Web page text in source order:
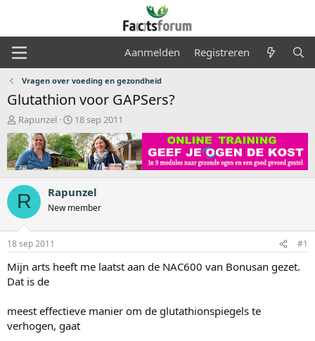
Aanmelden Registreren
Vragen over voeding en gezondheid
Glutathion voor GAPSers?
O
n
d
e
r
w
e
r
p
s
t
r
t
r
Rapunzel
S
t
a
r
t
a
t
m
18 sep 2011
R Rapunzel
New member
18 sep 2011 #1
Mijn arts heeft me laatst aan de NAC600 van Bonusan gezet.
Dat is de
meest effectieve manier om de glutathionspiegels te
verhogen, gaat